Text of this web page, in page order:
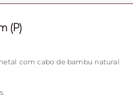
(P)
com cabo de bambu natural